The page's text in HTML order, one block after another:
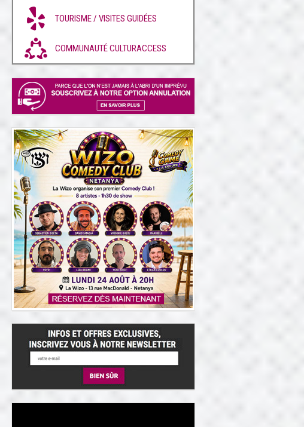
TOURISME / VISITES GUIDÉES
COMMUNAUTÉ CULTURACCESS